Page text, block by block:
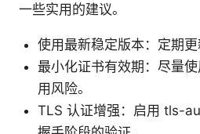
一些实用的建议。
使用最新稳定版本：定期更
最小化证书有效期：尽量
用风险。
TLS 认证增强：启用 tls-